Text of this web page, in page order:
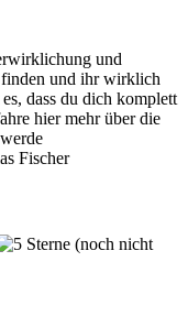
und
finden und ihr wirklich
dass du dich komplett
hier mehr über die
Fischer
(noch nicht